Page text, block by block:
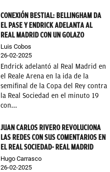
CONEXIÓN BESTIAL: BELLINGHAM DA
EL PASE Y ENDRICK ADELANTA AL
REAL MADRID CON UN GOLAZO
Luis Cobos
26-02-2025
Endrick adelantó al Real Madrid en
el Reale Arena en la ida de la
semifinal de la Copa del Rey contra
la Real Sociedad en el minuto 19
con...
JUAN CARLOS RIVERO REVOLUCIONA
LAS REDES CON SUS COMENTARIOS EN
EL REAL SOCIEDAD- REAL MADRID
Hugo Carrasco
26-02-2025